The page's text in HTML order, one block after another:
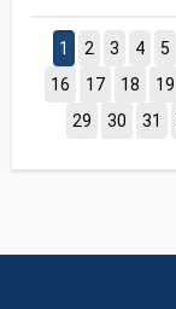
1 2 3 4 5
16
17 18 19
29
30 31